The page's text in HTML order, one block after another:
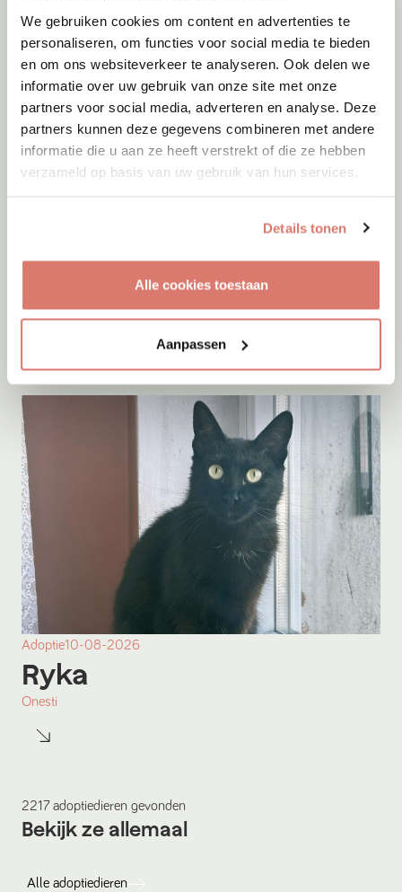
We gebruiken cookies om content en advertenties te
personaliseren, om functies voor social media te bieden
en om ons websiteverkeer te analyseren. Ook delen we
informatie over uw gebruik van onze site met onze
partners voor social media, adverteren en analyse. Deze
partners kunnen deze gegevens combineren met andere
informatie die u aan ze heeft verstrekt of die ze hebben
verzameld op basis van uw gebruik van hun services.
Details tonen
Alle cookies toestaan
Aanpassen
Adoptie
Almere
Adoptie10-08-2026
Ryka
Onesti
2217 adoptiedieren gevonden
Bekijk ze allemaal
Alle adoptiedieren